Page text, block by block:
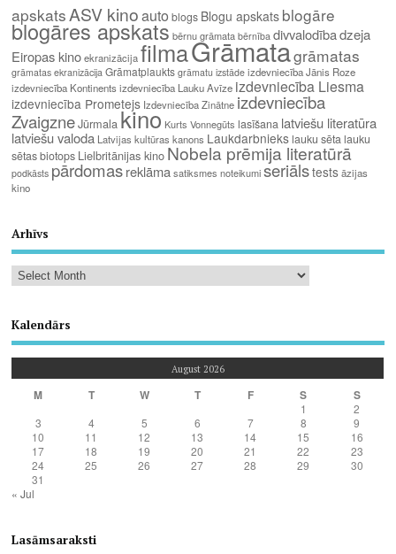
apskats ASV kinoauto blogs Blogu apskats blogāre
blogāres apskats bērnu grāmata bērnība divvalodībadzeja
Eiropas kino ekranizācija filmaGrāmatagrāmatas
grāmatas ekranizācija Grāmatplaukts grāmatu izstāde izdevniecība Jānis Roze
izdevniecība Kontinents izdevniecība Lauku Avīze izdevniecība Liesma
izdevniecība Prometejs Izdevniecība Zinātne izdevniecība
ZvaigzneJūrmala kino Kurts Vonnegūts lasīšana latviešu literatūra
latviešu valoda Latvijas kultūras kanons Laukdarbniekslauku sētalauku
sētas biotops Lielbritānijas kino Nobela prēmija literatūrā
podkāsts pārdomasreklāma satiksmes noteikumi seriālstests āzijas
kino
Arhīvs
Kalendārs
August 2026
M T W T F S S
1
2
3
4 5 6 7 8
9
10
11 12 13 14 15
16
17
18 19 20 21 22
23
24
25 26 27 28 29
30
31
« Jul
Lasāmsaraksti